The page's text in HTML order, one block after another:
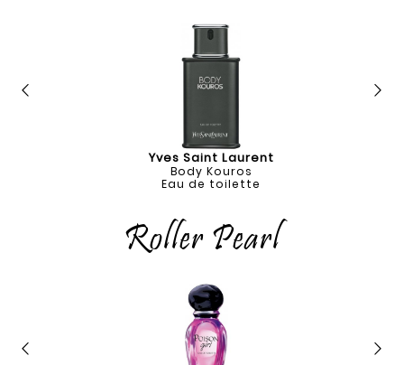
Yves Saint Laurent
Body Kouros
Eau de toilette
Roller Pearl